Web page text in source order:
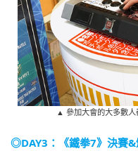
▲ 參加大會的大多數人
◎DAY3：《鐵拳7》決賽&